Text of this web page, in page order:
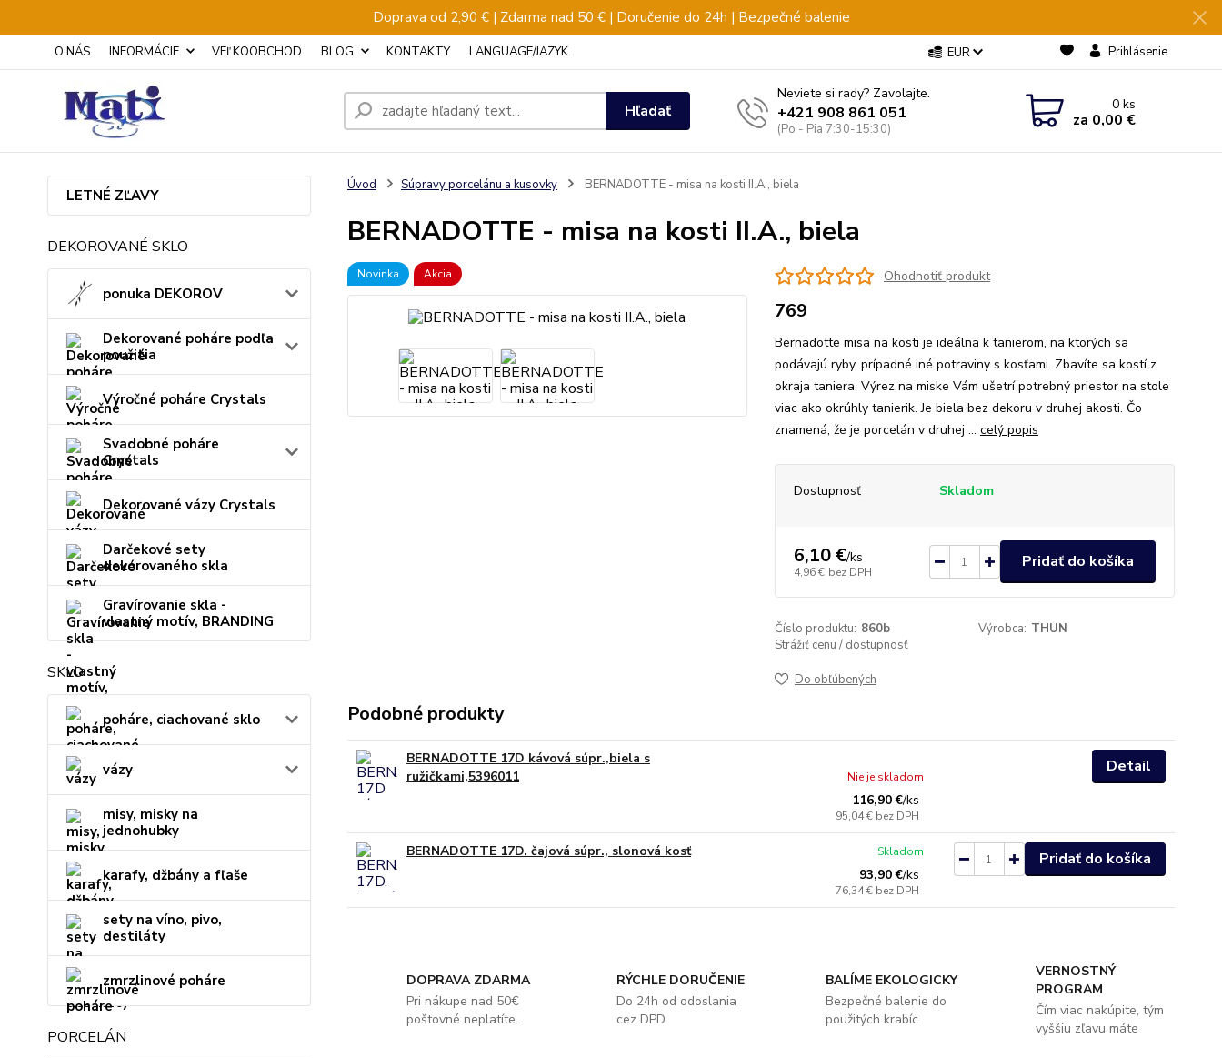
Doprava od 2,90 € | Zdarma nad 50 € | Doručenie do 24h | Bezpečné balenie
O NÁS INFORMÁCIE VEĽKOOBCHOD BLOG KONTAKTY LANGUAGE/JAZYK EUR Prihlásenie
Hľadať
Neviete si rady? Zavolajte.
+421 908 861 051
(Po - Pia 7:30-15:30)
0ks
za 0,00 €
LETNÉ ZĽAVY
DEKOROVANÉ SKLO
ponuka DEKOROV
Dekorované poháre podľa
použitia
Výročné poháre Crystals
Svadobné poháre
Crystals
Dekorované vázy Crystals
Darčekové sety
dekorovaného skla
Gravírovanie skla -
vlastný motív, BRANDING
SKLO
poháre, ciachované sklo
vázy
misy, misky na
jednohubky
karafy, džbány a fľaše
sety na víno, pivo,
destiláty
zmrzlinové poháre
PORCELÁN
Úvod Súpravy porcelánu a kusovky BERNADOTTE - misa na kosti II.A., biela
BERNADOTTE - misa na kosti II.A., biela
Novinka Akcia Ohodnotiť produkt
769
Bernadotte misa na kosti je ideálna k tanierom, na ktorých sa
podávajú ryby, prípadné iné potraviny s kosťami. Zbavíte sa kostí z
okraja taniera. Výrez na miske Vám ušetrí potrebný priestor na stole
viac ako okrúhly tanierik. Je biela bez dekoru v druhej akosti. Čo
znamená, že je porcelán v druhej ... celý popis
Dostupnosť Skladom
6,10 €/ks
4,96 € bez DPH
Pridať do košíka
Číslo produktu: 860b Výrobca: THUN
Strážiť cenu / dostupnosť
Do obľúbených
Podobné produkty
BERNADOTTE 17D kávová súpr.,biela s
ružičkami,5396011
116,90 €/ks
95,04 € bez DPH
Nie je skladom
Detail
BERNADOTTE 17D. čajová súpr., slonová kosť
93,90 €/ks
76,34 € bez DPH
Skladom Pridať do košíka
DOPRAVA ZDARMA
Pri nákupe nad 50€
poštovné neplatíte.
RÝCHLE DORUČENIE
Do 24h od odoslania
cez DPD
BALÍME EKOLOGICKY
Bezpečné balenie do
použitých krabíc
VERNOSTNÝ
PROGRAM
Čím viac nakúpite, tým
vyššiu zľavu máte